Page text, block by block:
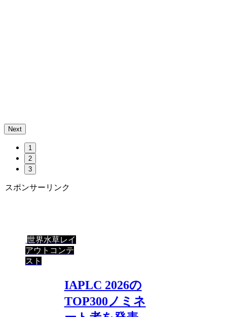
Next
1
2
3
スポンサーリンク
世界水草レイ
アウトコンテ
スト
IAPLC 2026の
TOP300ノミネ